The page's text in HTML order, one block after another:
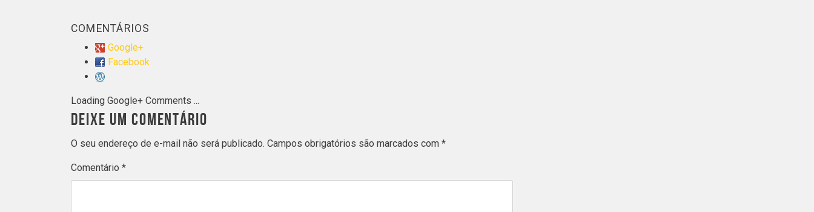
COMENTÁRIOS
Google+
Facebook
Loading Google+ Comments ...
DEIXE UM COMENTÁRIO
O seu endereço de e-mail não será publicado. Campos obrigatórios são marcados com *
Comentário *